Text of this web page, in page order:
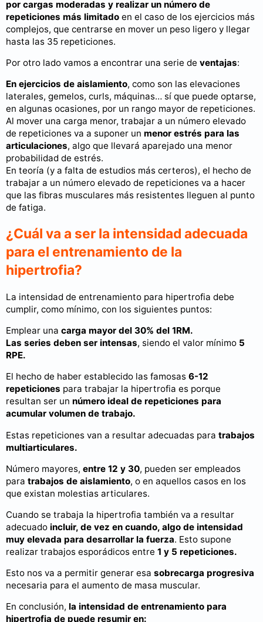
por cargas moderadas y realizar un número de
repeticiones más limitado en el caso de los ejercicios más
complejos, que centrarse en mover un peso ligero y llegar
hasta las 35 repeticiones.
Por otro lado vamos a encontrar una serie de ventajas:
En ejercicios de aislamiento, como son las elevaciones
laterales, gemelos, curls, máquinas… sí que puede optarse,
en algunas ocasiones, por un rango mayor de repeticiones.
Al mover una carga menor, trabajar a un número elevado
de repeticiones va a suponer un menor estrés para las
articulaciones, algo que llevará aparejado una menor
probabilidad de estrés.
En teoría (y a falta de estudios más certeros), el hecho de
trabajar a un número elevado de repeticiones va a hacer
que las fibras musculares más resistentes lleguen al punto
de fatiga.
¿Cuál va a ser la intensidad adecuada
para el entrenamiento de la
hipertrofia?
La intensidad de entrenamiento para hipertrofia debe
cumplir, como mínimo, con los siguientes puntos:
Emplear una carga mayor del 30% del 1RM.
Las series deben ser intensas, siendo el valor mínimo 5
RPE.
El hecho de haber establecido las famosas 6-12
repeticiones para trabajar la hipertrofia es porque
resultan ser un número ideal de repeticiones para
acumular volumen de trabajo.
Estas repeticiones van a resultar adecuadas para trabajos
multiarticulares.
Número mayores, entre 12 y 30, pueden ser empleados
para trabajos de aislamiento, o en aquellos casos en los
que existan molestias articulares.
Cuando se trabaja la hipertrofia también va a resultar
adecuado incluir, de vez en cuando, algo de intensidad
muy elevada para desarrollar la fuerza. Esto supone
realizar trabajos esporádicos entre 1 y 5 repeticiones.
Esto nos va a permitir generar esa sobrecarga progresiva
necesaria para el aumento de masa muscular.
En conclusión, la intensidad de entrenamiento para
hipertrofia de puede resumir en: